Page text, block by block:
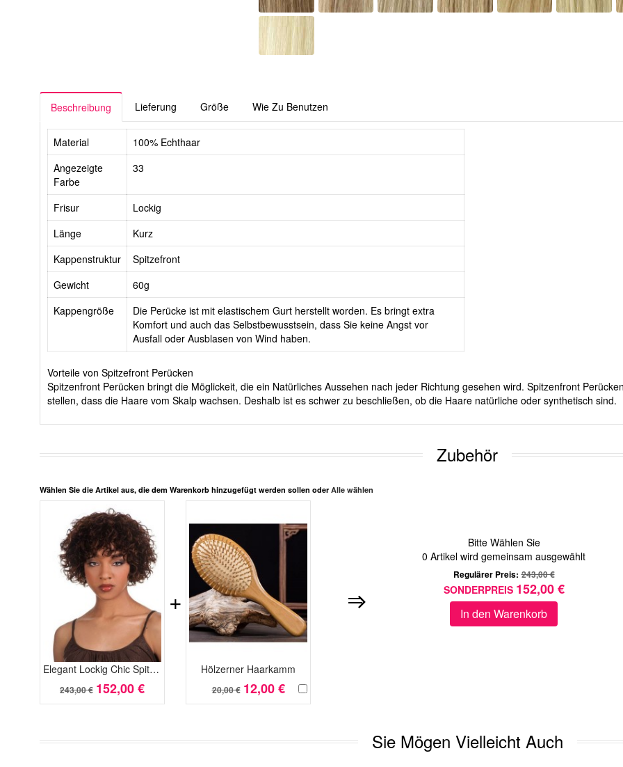
Beschreibung Lieferung Größe Wie Zu Benutzen
Material
100% Echthaar
Angezeigte
Farbe
33
Frisur
Lockig
Länge
Kurz
Kappenstruktur
Spitzefront
Gewicht
60g
Kappengröße
Die Perücke ist mit elastischem Gurt herstellt worden. Es bringt extra
Komfort und auch das Selbstbewusstsein, dass Sie keine Angst vor
Ausfall oder Ausblasen von Wind haben.
Vorteile von Spitzefront Perücken
Spitzenfront Perücken bringt die Möglickeit, die ein Natürliches Aussehen nach jeder Richtung gesehen wird. Spitzenfront
stellen, dass die Haare vom Skalp wachsen. Deshalb ist es schwer zu beschließen, ob die Haare natürliche oder synthetisch sind.
Zubehör
Wählen Sie die Artikel aus, die dem Warenkorb hinzugefügt werden sollen oder Alle wählen
Elegant Lockig Chic Spitzefront Echthaar Perücke
243,00 € 152,00 €
Hölzerner Haarkamm
20,00 € 12,00 €
+
Bitte Wählen Sie
0 Artikel wird gemeinsam ausgewählt
Regulärer Preis: 243,00 €
SONDERPREIS 152,00 €
In den Warenkorb
Sie Mögen Vielleicht Auch